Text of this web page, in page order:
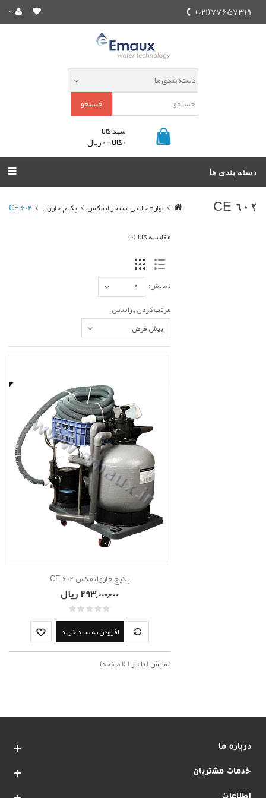
77657319(021)
جستجو
سبد کالا
0 کالا - 0 ریال
دسته بندی ها
CE 602 لوازم جانبی استخر ایمکس پکیج جاروب CE 602
مقایسه کالا (0)
نمایش:
مرتب کردن براساس:
پکیج جارو ایمکس CE 602
293,000,000 ریال
افزودن به سبد خرید
نمايش 1 تا 1 از 1 (1 صفحه)
درباره ما
خدمات مشتریان